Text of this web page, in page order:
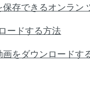
存できるオンラン
ードする方法
をダウンロードす